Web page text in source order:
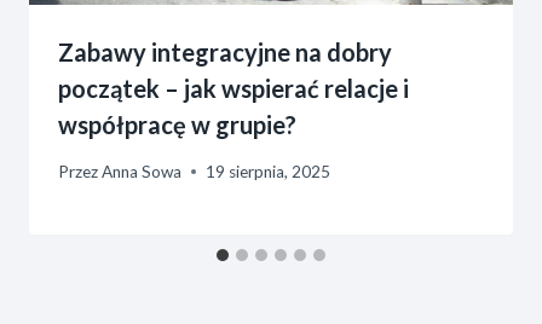
Zabawy integracyjne na dobry
początek – jak wspierać relacje i
współpracę w grupie?
PrzezAnna Sowa 19 sierpnia, 2025